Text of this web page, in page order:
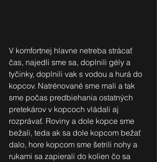
V komfortnej hlavne netreba strácať
čas, najedli sme sa, doplnili gély a
tyčinky, doplnili vak s vodou a hurá do
kopcov. Natrénované sme mali a tak
sme počas predbiehania ostatných
pretekárov v kopcoch vládali aj
rozprávať. Roviny a dole kopce sme
bežali, teda ak sa dole kopcom bežať
dalo, hore kopcom sme šetrili nohy a
rukami sa zapierali do kolien čo sa